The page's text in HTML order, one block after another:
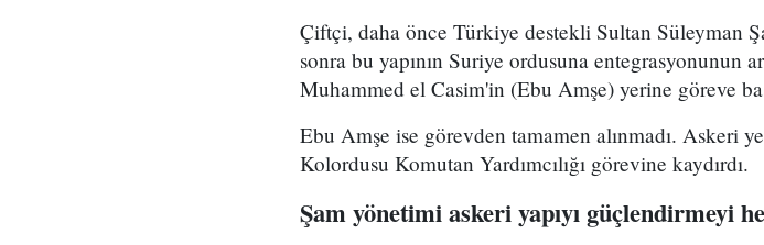
Çiftçi, daha önce Türkiye destekli Sultan Süleyman
sonra bu yapının Suriye ordusuna entegrasyonunun
Muhammed el Casim'in (Ebu Amşe) yerine göreve
Ebu Amşe ise görevden tamamen alınmadı. Askeri
Kolordusu Komutan Yardımcılığı görevine kaydırdı.
Şam yönetimi askeri yapıyı güçlendirmeyi